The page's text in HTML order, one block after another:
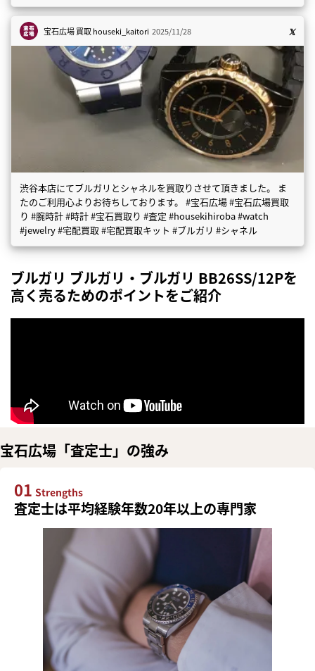
宝石広場 買取houseki_kaitori 2025/11/28
渋谷本店にてブルガリとシャネルを買取りさせて頂きました。 ま
たのご利用心よりお待ちしております。 #宝石広場 #宝石広場買取
り #腕時計 #時計 #宝石買取り #査定 #housekihiroba #watch
#jewelry #宅配買取 #宅配買取キット #ブルガリ #シャネル
ブルガリ ブルガリ・ブルガリ BB26SS/12Pを
高く売るためのポイントをご紹介
宝石広場「査定士」の強み
01 Strengths
査定士は平均経験年数20年以上の専門家